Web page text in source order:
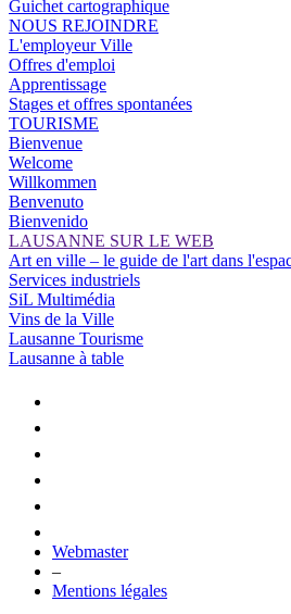
Guichet cartographique
NOUS REJOINDRE
L'employeur Ville
Offres d'emploi
Apprentissage
Stages et offres spontanées
TOURISME
Bienvenue
Welcome
Willkommen
Benvenuto
Bienvenido
LAUSANNE SUR LE WEB
Art en ville – le guide de l'art dans
Services industriels
SiL Multimédia
Vins de la Ville
Lausanne Tourisme
Lausanne à table
Webmaster
–
Mentions légales